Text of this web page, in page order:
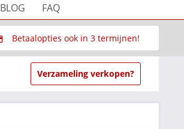
BLOG FAQ
Betaalopties ook in 3 termijnen!
Via Multisafepay (veilig via SSL)
Verzameling verkopen?